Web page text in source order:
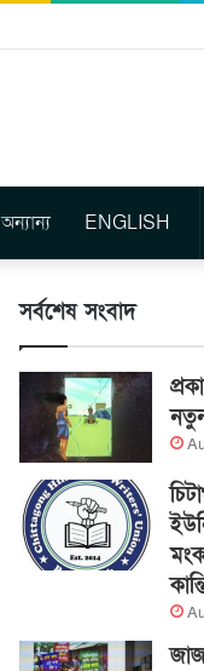
অন্যান্য ENGLISH
সর্বশেষ সংবাদ